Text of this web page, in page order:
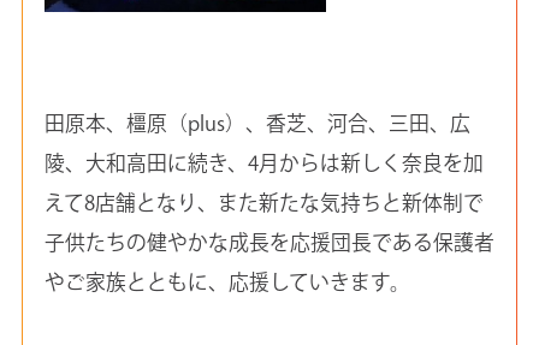
田原本、橿原（plus）、香芝、河合、三田、広
陵、大和高田に続き、4月からは新しく奈良を加
えて8店舗となり、また新たな気持ちと新体制で
子供たちの健やかな成長を応援団長である保護者
やご家族とともに、応援していきます。